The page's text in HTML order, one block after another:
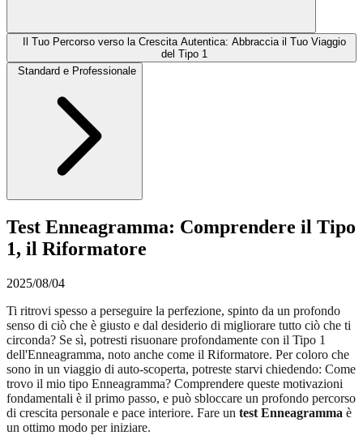
Il Tuo Percorso verso la Crescita Autentica: Abbraccia il Tuo Viaggio
del Tipo 1
Standard e Professionale
Test Enneagramma: Comprendere il Tipo
1, il Riformatore
2025/08/04
Ti ritrovi spesso a perseguire la perfezione, spinto da un profondo
senso di ciò che è giusto e dal desiderio di migliorare tutto ciò che ti
circonda? Se sì, potresti risuonare profondamente con il Tipo 1
dell'Enneagramma, noto anche come il Riformatore. Per coloro che
sono in un viaggio di auto-scoperta, potreste starvi chiedendo: Come
trovo il mio tipo Enneagramma? Comprendere queste motivazioni
fondamentali è il primo passo, e può sbloccare un profondo percorso
di crescita personale e pace interiore. Fare un test Enneagramma è
un ottimo modo per iniziare.